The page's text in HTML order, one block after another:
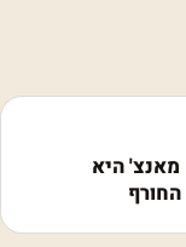
היא